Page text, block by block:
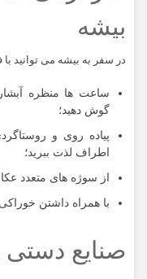
بیشه
در سفر به بیشه می توانید
ساعت ها منظره
گوش دهید؛
پیاده روی و
اطراف لذت ببرید؛
از سوژه های متعدد
با همراه داشتن خوراکی
صنایع